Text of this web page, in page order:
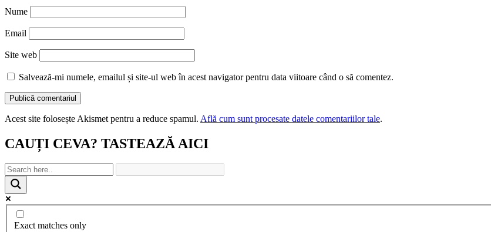
Nume
Email
Site web
Salvează-mi numele, emailul și site-ul web în acest navigator pentru data viitoare când o să comentez.
Acest site folosește Akismet pentru a reduce spamul. Află cum sunt procesate datele comentariilor tale.
CAUȚI CEVA? TASTEAZĂ AICI
Exact matches only